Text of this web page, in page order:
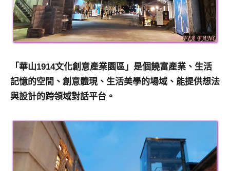
「華山1914文化創意產業園區」是個饒富產業、生活
記憶的空間、創意體現、生活美學的場域、能提供想法
與設計的跨領域對話平台。